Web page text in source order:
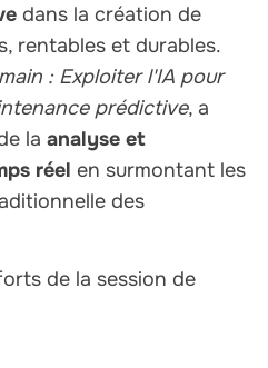
dans la création de
rentables et durables.
: Exploiter l'IA pour
prédictive, a
la analyse et
réel en surmontant les
des
de la session de